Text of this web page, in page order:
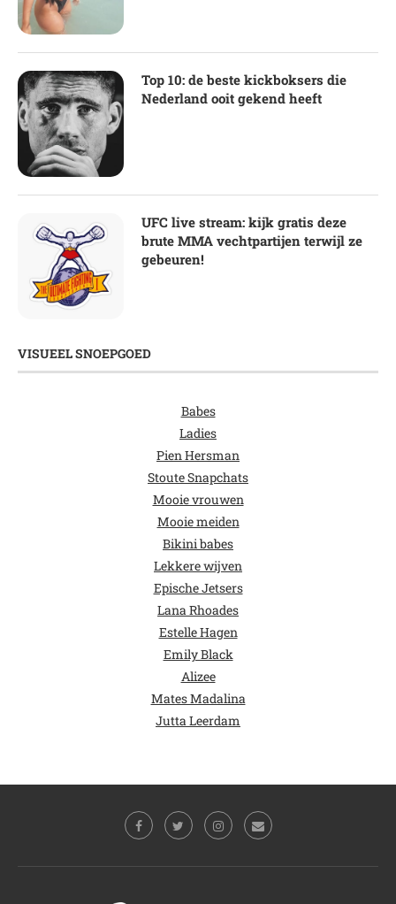
Top 10: de beste kickboksers die
Nederland ooit gekend heeft
UFC live stream: kijk gratis deze
brute MMA vechtpartijen terwijl ze
gebeuren!
VISUEEL SNOEPGOED
Babes
Ladies
Pien Hersman
Stoute Snapchats
Mooie vrouwen
Mooie meiden
Bikini babes
Lekkere wijven
Epische Jetsers
Lana Rhoades
Estelle Hagen
Emily Black
Alizee
Mates Madalina
Jutta Leerdam